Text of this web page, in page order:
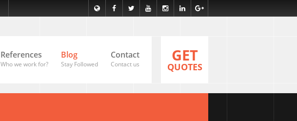
References
Who we work for?
Blog
Stay Followed
Contact
Contact us GET
QUOTES